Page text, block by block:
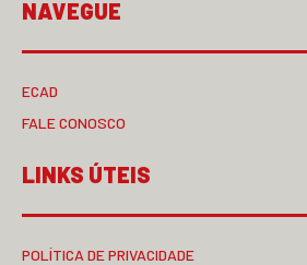
NAVEGUE
ECAD
FALE CONOSCO
LINKS ÚTEIS
POLÍTICA DE PRIVACIDADE